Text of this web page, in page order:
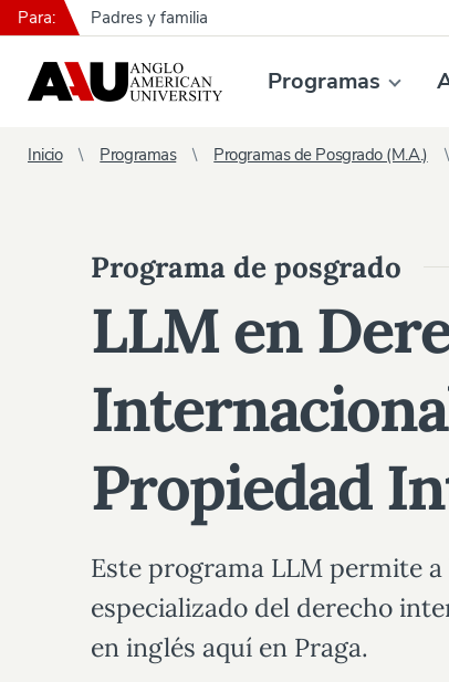
Programas
Para: Padres y familia
Inicio Programas Programas de Posgrado (M.A.)
Programa de posgrado
LLM en
Propiedad
Este programa LLM permite
especializado del derecho
en inglés aquí en Praga.